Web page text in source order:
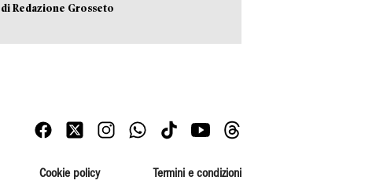
di Redazione Grosseto
Cookie policy Termini e condizioni